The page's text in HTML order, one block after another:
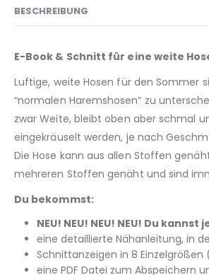
BESCHREIBUNG
E-Book & Schnitt für eine weite Hose
Luftige, weite Hosen für den Sommer
“normalen Haremshosen” zu
zwar Weite, bleibt oben aber schmal
eingekräuselt werden, je nach
Die Hose kann aus allen Stoffen
mehreren Stoffen genäht und sind
Du bekommst:
NEU! NEU! NEU! NEU! Du
eine detaillierte Nähanleitung, in
Schnittanzeigen in 8 Einzelgrößen
eine PDF Datei zum Abspeichern